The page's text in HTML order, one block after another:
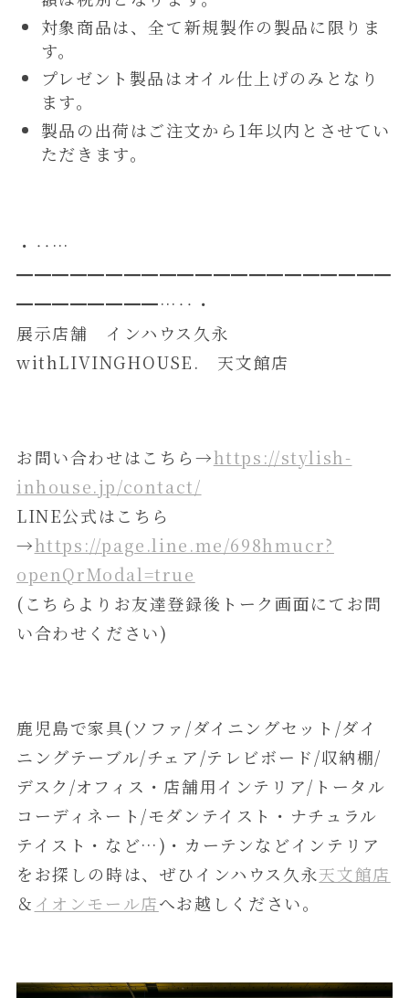
対象商品は、全て新規製作の製品に限りま
す。
プレゼント製品はオイル仕上げのみとなり
ます。
製品の出荷はご注文から1年以内とさせてい
ただきます。
・‥…
━━━━━━━━━━━━━━━━━━━━━
━━━━━━━━…‥・
展示店舗 インハウス久永
withLIVINGHOUSE. 天文館店
お問い合わせはこちら→https://stylish-
inhouse.jp/contact/
LINE公式はこちら
→https://page.line.me/698hmucr?
openQrModal=true
(こちらよりお友達登録後トーク画面にてお問
い合わせください)
鹿児島で家具(ソファ/ダイニングセット/ダイ
ニングテーブル/チェア/テレビボード/収納棚/
デスク/オフィス・店舗用インテリア/トータル
コーディネート/モダンテイスト・ナチュラル
テイスト・など…)・カーテンなどインテリア
をお探しの時は、ぜひインハウス久永天文館店
＆ イオンモール店へお越しください。